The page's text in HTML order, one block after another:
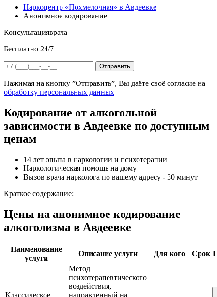
Наркоцентр «Похмелочная» в Авдеевке
Анонимное кодирование
Консультацияврача
Бесплатно 24/7
Отправить
Нажимая на кнопку ”Отправить”, Вы даёте своё согласие на
обработку персональных данных
Кодирование от алкогольной
зависимости в Авдеевке по доступным
ценам
14 лет опыта в наркологии и психотерапии
Наркологическая помощь на дому
Вызов врача нарколога по вашему адресу - 30 минут
Краткое содержание:
Цены на анонимное кодирование
алкоголизма в Авдеевке
Наименование
услуги
Описание услуги Для кого Срок
Классическое
Метод
психотерапевтического
воздействия,
направленный на